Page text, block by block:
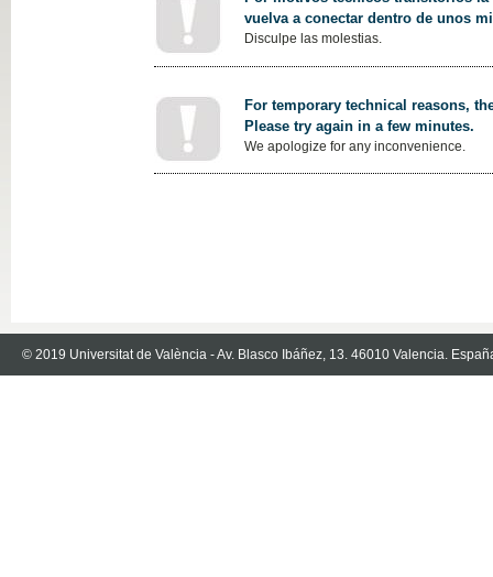
vuelva a conectar dentro de unos
Disculpe las molestias.
For temporary technical reasons,
Please try again in a few minutes.
We apologize for any inconvenience.
© 2019 Universitat de València - Av. Blasco Ibáñez, 13. 46010 Valencia.